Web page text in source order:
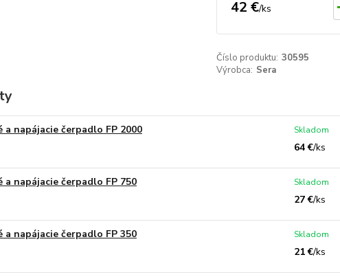
42 €/ks
Číslo produktu: 30595
Výrobca: Sera
napájacie čerpadlo FP 2000
64 €/ks
Skladom
napájacie čerpadlo FP 750
27 €/ks
Skladom
napájacie čerpadlo FP 350
21 €/ks
Skladom